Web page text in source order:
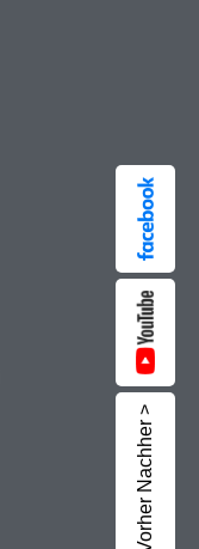
Vorher Nachher >